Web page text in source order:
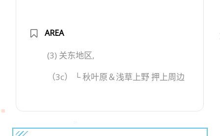
AREA
(3) 关东地区,
（3c） └ 秋叶原＆浅草上野 押上周边